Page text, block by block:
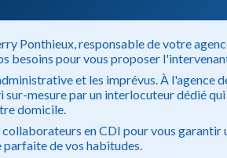
Ponthieux, responsable de votre
besoins pour vous proposer
et les imprévus. À l'agence
sur-mesure par un interlocuteur dédié
domicile.
en CDI pour vous
parfaite de vos habitudes.